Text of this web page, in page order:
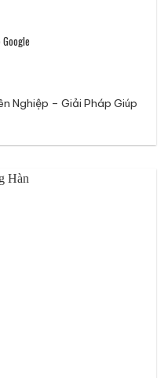
Google
Nghiệp – Giải Pháp Giúp